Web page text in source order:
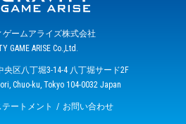
ゲームアライズ株式会社
GAME ARISE Co.,Ltd.
央区八丁堀3-14-4 八丁堀サード2F
Chuo-ku, Tokyo 104-0032 Japan
ートメント お問い合わせ